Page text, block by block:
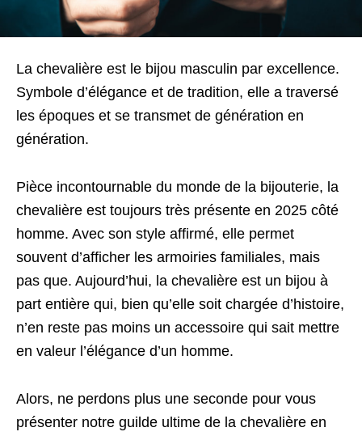
La chevalière est le bijou masculin par excellence.
Symbole d’élégance et de tradition, elle a traversé
les époques et se transmet de génération en
génération.
Pièce incontournable du monde de la bijouterie, la
chevalière est toujours très présente en 2025 côté
homme. Avec son style affirmé, elle permet
souvent d’afficher les armoiries familiales, mais
pas que. Aujourd’hui, la chevalière est un bijou à
part entière qui, bien qu’elle soit chargée d’histoire,
n’en reste pas moins un accessoire qui sait mettre
en valeur l’élégance d’un homme.
Alors, ne perdons plus une seconde pour vous
présenter notre guilde ultime de la chevalière en